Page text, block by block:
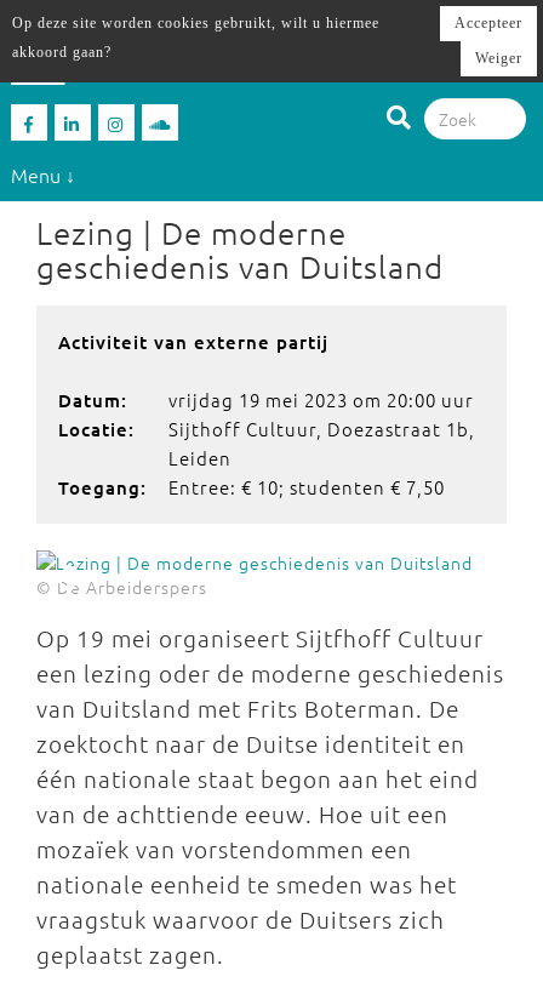
Menu ↓
Lezing | De moderne
geschiedenis van Duitsland
Activiteit van externe partij
Datum: vrijdag 19 mei 2023 om 20:00 uur
Locatie:
Sijthoff Cultuur, Doezastraat 1b,
Leiden
Toegang: Entree: € 10; studenten € 7,50
© De Arbeiderspers
Op 19 mei organiseert Sijtfhoff Cultuur
een lezing oder de moderne geschiedenis
van Duitsland met Frits Boterman. De
zoektocht naar de Duitse identiteit en
één nationale staat begon aan het eind
van de achttiende eeuw. Hoe uit een
mozaïek van vorstendommen een
nationale eenheid te smeden was het
vraagstuk waarvoor de Duitsers zich
geplaatst zagen.
Op deze site worden cookies gebruikt, wilt u hiermee
akkoord gaan?
Accepteer
Weiger